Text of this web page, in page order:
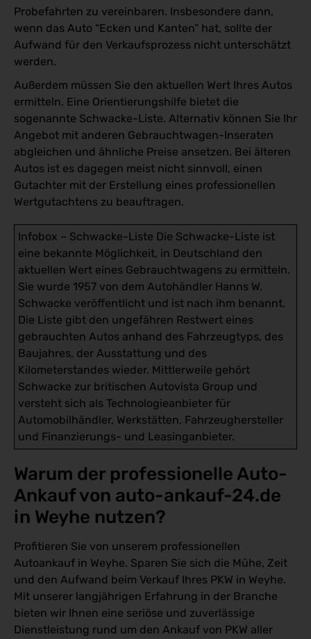
Probefahrten zu vereinbaren. Insbesondere dann,
wenn das Auto “Ecken und Kanten” hat, sollte der
Aufwand für den Verkaufsprozess nicht unterschätzt
werden.
Außerdem müssen Sie den aktuellen Wert Ihres Autos
ermitteln. Eine Orientierungshilfe bietet die
sogenannte Schwacke-Liste. Alternativ können Sie Ihr
Angebot mit anderen Gebrauchtwagen-Inseraten
abgleichen und ähnliche Preise ansetzen. Bei älteren
Autos ist es dagegen meist nicht sinnvoll, einen
Gutachter mit der Erstellung eines professionellen
Wertgutachtens zu beauftragen.
Infobox – Schwacke-Liste Die Schwacke-Liste ist
eine bekannte Möglichkeit, in Deutschland den
aktuellen Wert eines Gebrauchtwagens zu ermitteln.
Sie wurde 1957 von dem Autohändler Hanns W.
Schwacke veröffentlicht und ist nach ihm benannt.
Die Liste gibt den ungefähren Restwert eines
gebrauchten Autos anhand des Fahrzeugtyps, des
Baujahres, der Ausstattung und des
Kilometerstandes wieder. Mittlerweile gehört
Schwacke zur britischen Autovista Group und
versteht sich als Technologieanbieter für
Automobilhändler, Werkstätten, Fahrzeughersteller
und Finanzierungs- und Leasinganbieter.
Warum der professionelle Auto-
Ankauf von auto-ankauf-24.de
in Weyhe nutzen?
Profitieren Sie von unserem professionellen
Autoankauf in Weyhe. Sparen Sie sich die Mühe, Zeit
und den Aufwand beim Verkauf Ihres PKW in Weyhe.
Mit unserer langjährigen Erfahrung in der Branche
bieten wir Ihnen eine seriöse und zuverlässige
Dienstleistung rund um den Ankauf von PKW aller